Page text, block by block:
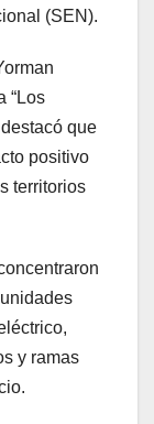
(SEN).
“Los
que
positivo
territorios
y ramas